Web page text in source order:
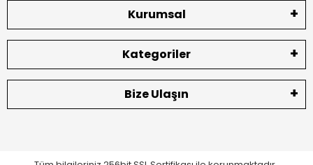
Kurumsal
Kategoriler
Bize Ulaşın